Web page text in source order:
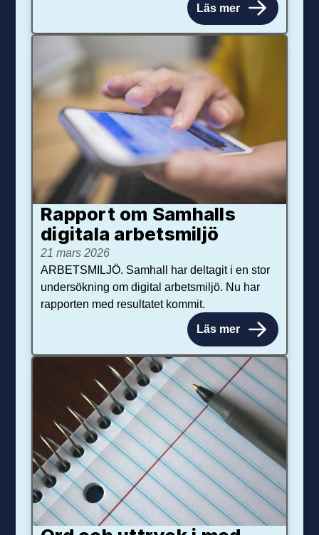
Läs mer
Rapport om Samhalls
digitala arbetsmiljö
21 mars 2026
ARBETSMILJÖ. Samhall har deltagit i en stor
undersökning om digital arbetsmiljö. Nu har
rapporten med resultatet kommit.
Läs mer